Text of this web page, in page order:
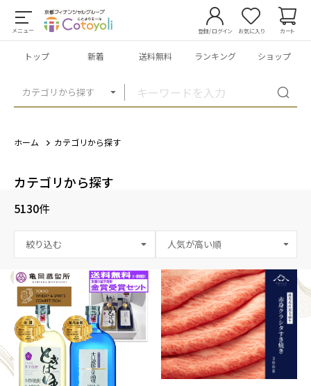
メニュー
カテゴリから探す
登録/ログイン お気に入り カート
トップ 新着 送料無料 ランキング ショップ
ホーム カテゴリから探す
カテゴリから探す
5130件
絞り込む